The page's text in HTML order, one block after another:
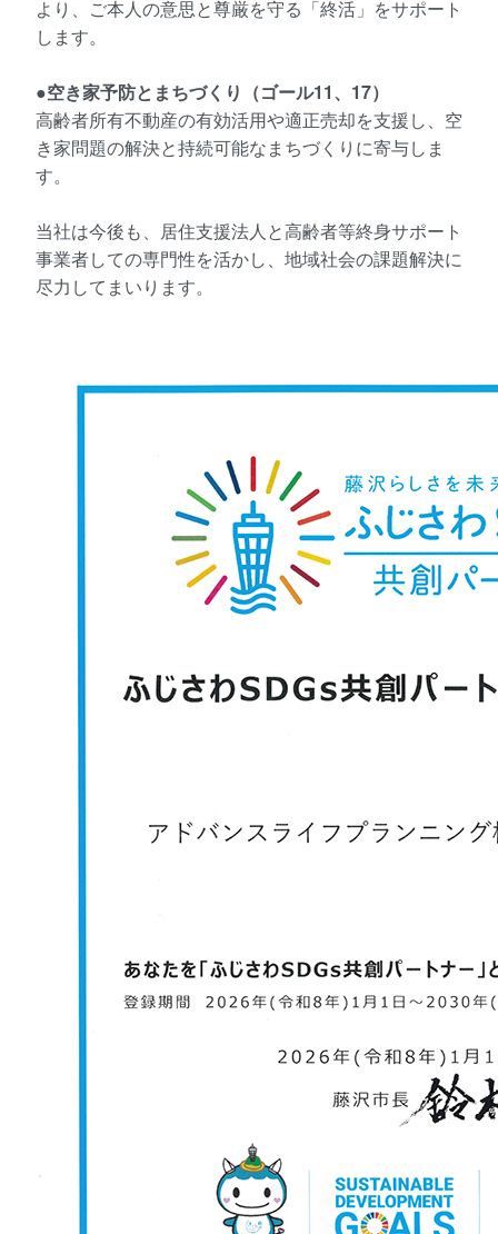
より、ご本人の意思と尊厳を守る「終活」をサポート
します。
●空き家予防とまちづくり（ゴール11、17）
高齢者所有不動産の有効活用や適正売却を支援し、空
き家問題の解決と持続可能なまちづくりに寄与しま
す。
当社は今後も、居住支援法人と高齢者等終身サポート
事業者しての専門性を活かし、地域社会の課題解決に
尽力してまいります。